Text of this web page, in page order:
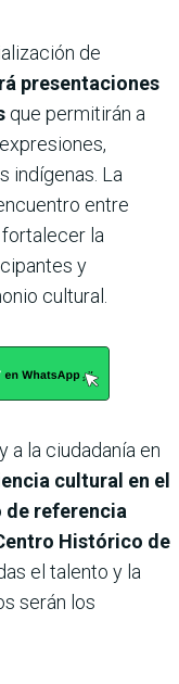
de
presentaciones
que permitirán a
indígenas. La
entre
la
y
cultural.
a la ciudadanía en
cultural en el
de referencia
Histórico de
el talento y la
serán los